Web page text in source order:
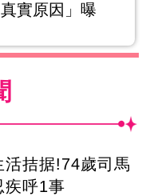
實原因」曝
活拮据!74歲司馬
疾呼1事